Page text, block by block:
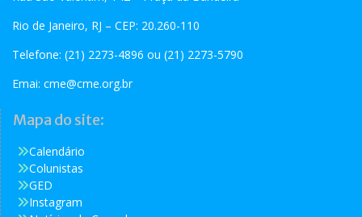
Rio de Janeiro, RJ – CEP: 20.260-110
Telefone: (21) 2273-4896 ou (21) 2273-5790
Emai: cme@cme.org.br
Mapa do site:
Calendário
Colunistas
GED
Instagram